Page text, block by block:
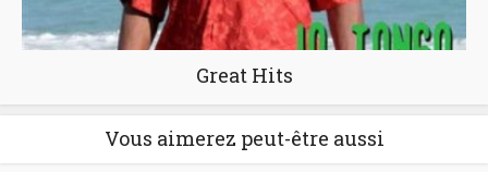
Great Hits
Vous aimerez peut-être aussi